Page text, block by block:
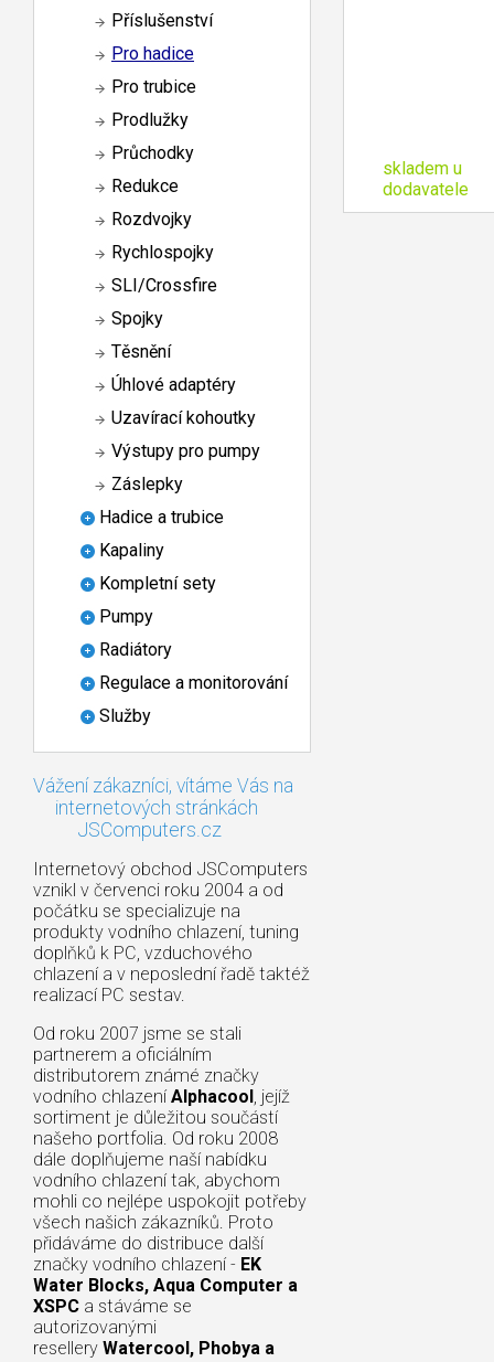
Příslušenství
Pro hadice
Pro trubice
Prodlužky
Průchodky
Redukce
Rozdvojky
Rychlospojky
SLI/Crossfire
Spojky
Těsnění
Úhlové adaptéry
Uzavírací kohoutky
Výstupy pro pumpy
Záslepky
Hadice a trubice
Kapaliny
Kompletní sety
Pumpy
Radiátory
Regulace a monitorování
Služby
Vážení zákazníci, vítáme Vás na
internetových stránkách
JSComputers.cz
Internetový obchod JSComputers
vznikl v červenci roku 2004 a od
počátku se specializuje na
produkty vodního chlazení, tuning
doplňků k PC, vzduchového
chlazení a v neposlední řadě taktéž
realizací PC sestav.
Od roku 2007 jsme se stali
partnerem a oficiálním
distributorem známé značky
vodního chlazení Alphacool, jejíž
sortiment je důležitou součástí
našeho portfolia. Od roku 2008
dále doplňujeme naší nabídku
vodního chlazení tak, abychom
mohli co nejlépe uspokojit potřeby
všech našich zákazníků. Proto
přidáváme do distribuce další
značky vodního chlazení - EK
Water Blocks, Aqua Computer a
XSPC a stáváme se
autorizovanými
resellery Watercool, Phobya a
skladem u
dodavatele